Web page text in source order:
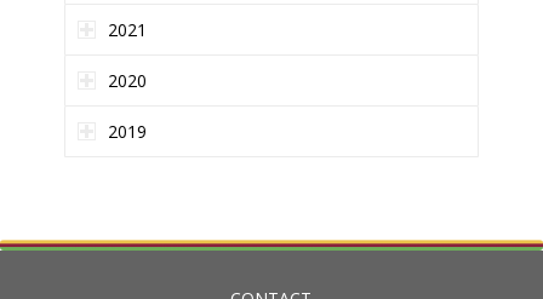
2021
2020
2019